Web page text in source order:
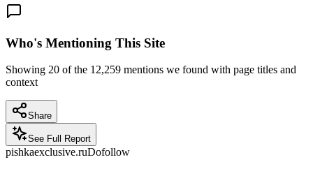
Who's Mentioning This Site
Showing 20 of the 12,259 mentions we found with page titles and
context
Share
See Full Report
pishkaexclusive.ruDofollow